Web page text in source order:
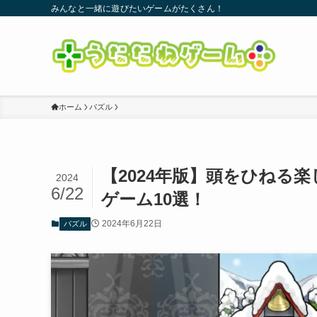
みんなと一緒に遊びたいゲームがたくさん！
ホーム パズル
【2024年版】頭をひねる
ゲーム10選！
2024
6/22
パズル 2024年6月22日